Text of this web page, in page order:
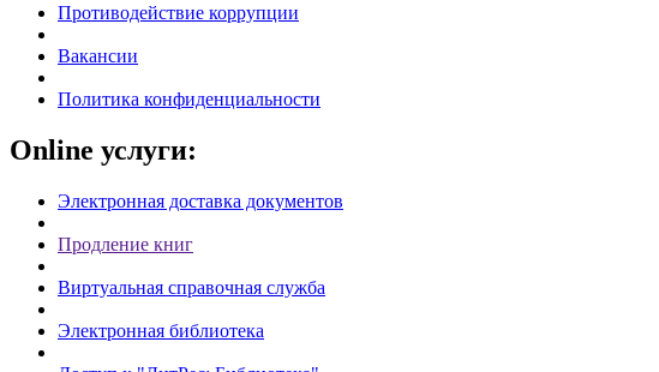
Противодействие коррупции
Вакансии
Политика конфиденциальности
Online услуги:
Электронная доставка документов
Продление книг
Виртуальная справочная служба
Электронная библиотека